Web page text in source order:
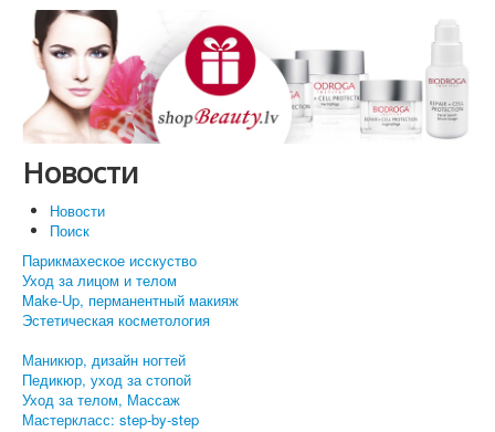
Новости
Новости
Поиск
Парикмахеское исскуство
Уход за лицом и телом
Make-Up, перманентный макияж
Эстетическая косметология
Маникюр, дизайн ногтей
Педикюр, уход за стопой
Уход за телом, Массаж
Мастеркласс: step-by-step